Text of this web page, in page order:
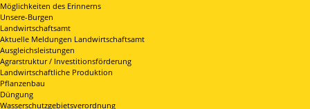
Möglichkeiten des Erinnerns
Unsere-Burgen
Landwirtschaftsamt
Aktuelle Meldungen Landwirtschaftsamt
Ausgleichsleistungen
Agrarstruktur / Investitionsförderung
Landwirtschaftliche Produktion
Pflanzenbau
Düngung
Wasserschutzgebietsverordnung